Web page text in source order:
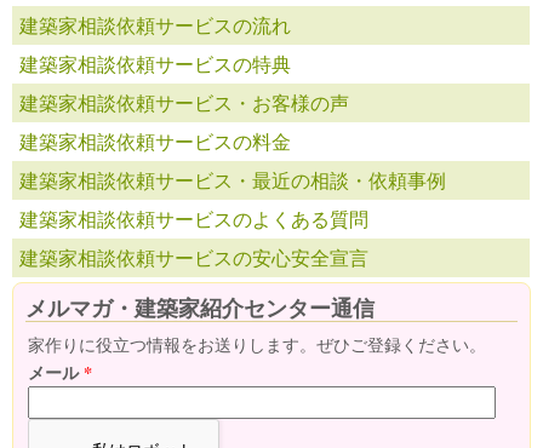
建築家相談依頼サービスの流れ
建築家相談依頼サービスの特典
建築家相談依頼サービス・お客様の声
建築家相談依頼サービスの料金
建築家相談依頼サービス・最近の相談・依頼事例
建築家相談依頼サービスのよくある質問
建築家相談依頼サービスの安心安全宣言
メルマガ・建築家紹介センター通信
家作りに役立つ情報をお送りします。ぜひご登録ください。
メール*